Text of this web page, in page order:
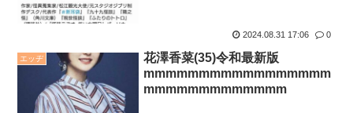
2024.08.31 17:06 0
エッヂ
花澤香菜(35)令和最新版
mmmmmmmmmmmmmmmmm
mmmmmmmmmmmmm